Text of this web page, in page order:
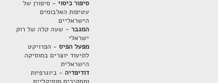
סיפור כיסוי- סיפורן של
עטיפות האלבומים
הישראליים
המגבר- שעה קלה של רוק
ישראלי
מפעל הפיס- הפרויקט
לתיעוד יוצרים במוסיקה
הישראלית
דודיפדיה - ביוגרפיות